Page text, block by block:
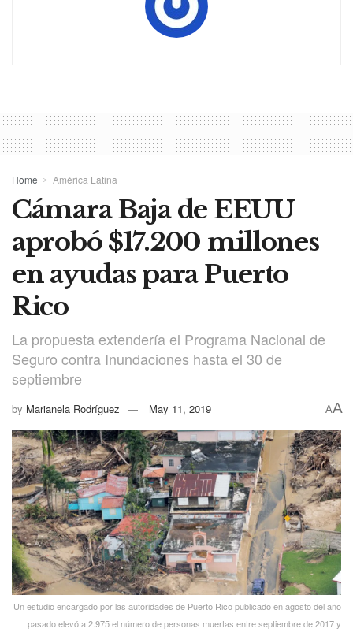
Home América Latina
Cámara Baja de EEUU
aprobó $17.200 millones
en ayudas para Puerto
Rico
La propuesta extendería el Programa Nacional de
Seguro contra Inundaciones hasta el 30 de
septiembre
by Marianela Rodríguez May 11, 2019 AA
Un estudio encargado por las autoridades de Puerto Rico publicado en agosto del año
pasado elevó a 2.975 el número de personas muertas entre septiembre de 2017 y